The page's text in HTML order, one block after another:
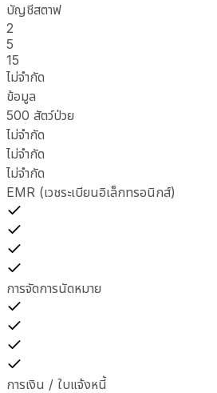
บัญชีสตาฟ
2
5
15
ไม่จำกัด
ข้อมูล
500 สัตว์ป่วย
ไม่จำกัด
ไม่จำกัด
ไม่จำกัด
EMR (เวชระเบียนอิเล็กทรอนิกส์)
การจัดการนัดหมาย
การเงิน / ใบแจ้งหนี้